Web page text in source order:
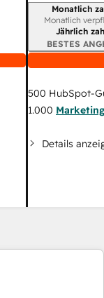
Monatlich
Monatlich
Jährlich
BESTES
500 HubSpot-
1.000
Details